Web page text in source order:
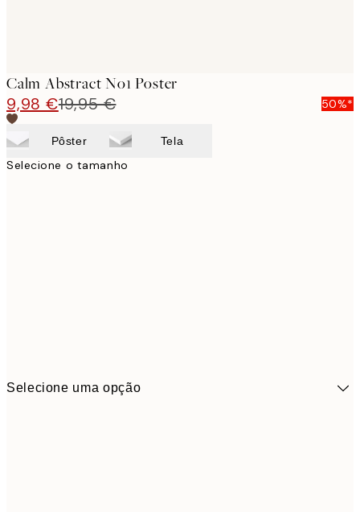
Calm Abstract No1 Poster
9,98 €19,95 € 50%*
Pôster Tela
Selecione o tamanho
Selecione uma opção